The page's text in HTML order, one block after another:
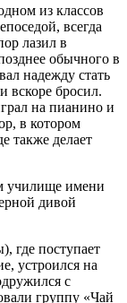
из классов
всегда
лазил в
обычного в
надежду стать
вскоре бросил.
на пианино и
в котором
также делает
училище имени
дивой
где поступает
устроился на
с
группу «Чай